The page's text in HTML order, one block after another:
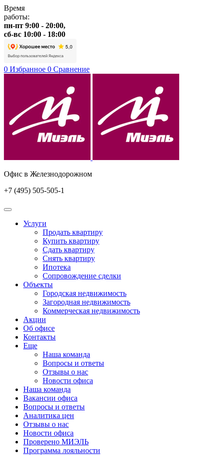
Время
работы:
пн-пт 9:00 - 20:00,
сб-вс 10:00 - 18:00
0 Избранное 0 Сравнение
Офис в Железнодорожном
+7 (495) 505-505-1
Услуги
Продать квартиру
Купить квартиру
Сдать квартиру
Снять квартиру
Ипотека
Сопровождение сделки
Объекты
Городская недвижимость
Загородная недвижимость
Коммерческая недвижимость
Акции
Об офисе
Контакты
Еще
Наша команда
Вопросы и ответы
Отзывы о нас
Новости офиса
Наша команда
Вакансии офиса
Вопросы и ответы
Аналитика цен
Отзывы о нас
Новости офиса
Проверено МИЭЛЬ
Программа лояльности